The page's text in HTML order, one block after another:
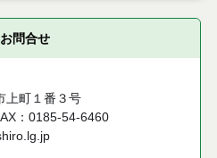
問合せ
上町１番３号
：0185-54-6460